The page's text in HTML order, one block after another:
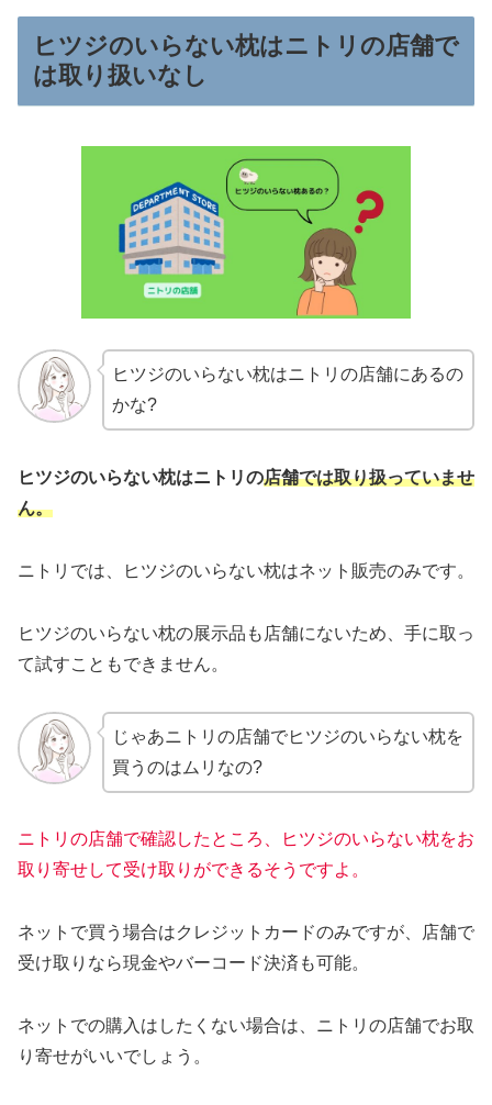
ヒツジのいらない枕はニトリの店舗で
は取り扱いなし
ヒツジのいらない枕はニトリの店舗にあるの
かな?
ヒツジのいらない枕はニトリの店舗では取り扱っていませ
ん。
ニトリでは、ヒツジのいらない枕はネット販売のみです。
ヒツジのいらない枕の展示品も店舗にないため、手に取っ
て試すこともできません。
じゃあニトリの店舗でヒツジのいらない枕を
買うのはムリなの?
ニトリの店舗で確認したところ 、ヒツジのいらない枕をお
取り寄せして受け取りができるそうですよ。
ネットで買う場合はクレジットカードのみですが、店舗で
受け取りなら現金やバーコード決済も可能。
ネットでの購入はしたくない場合は、ニトリの店舗でお取
り寄せがいいでしょう。